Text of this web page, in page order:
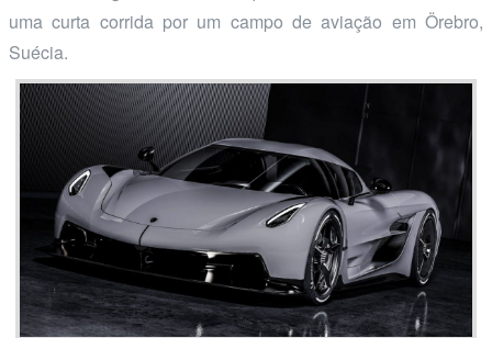
uma curta corrida por um campo de aviação em Örebro,
Suécia.